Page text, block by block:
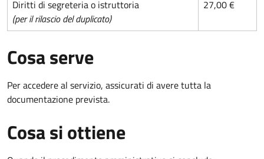
Diritti di segreteria o istruttoria
(per il rilascio del duplicato)
27,00 €
Cosa serve
Per accedere al servizio, assicurati di avere tutta la
documentazione prevista.
Cosa si ottiene